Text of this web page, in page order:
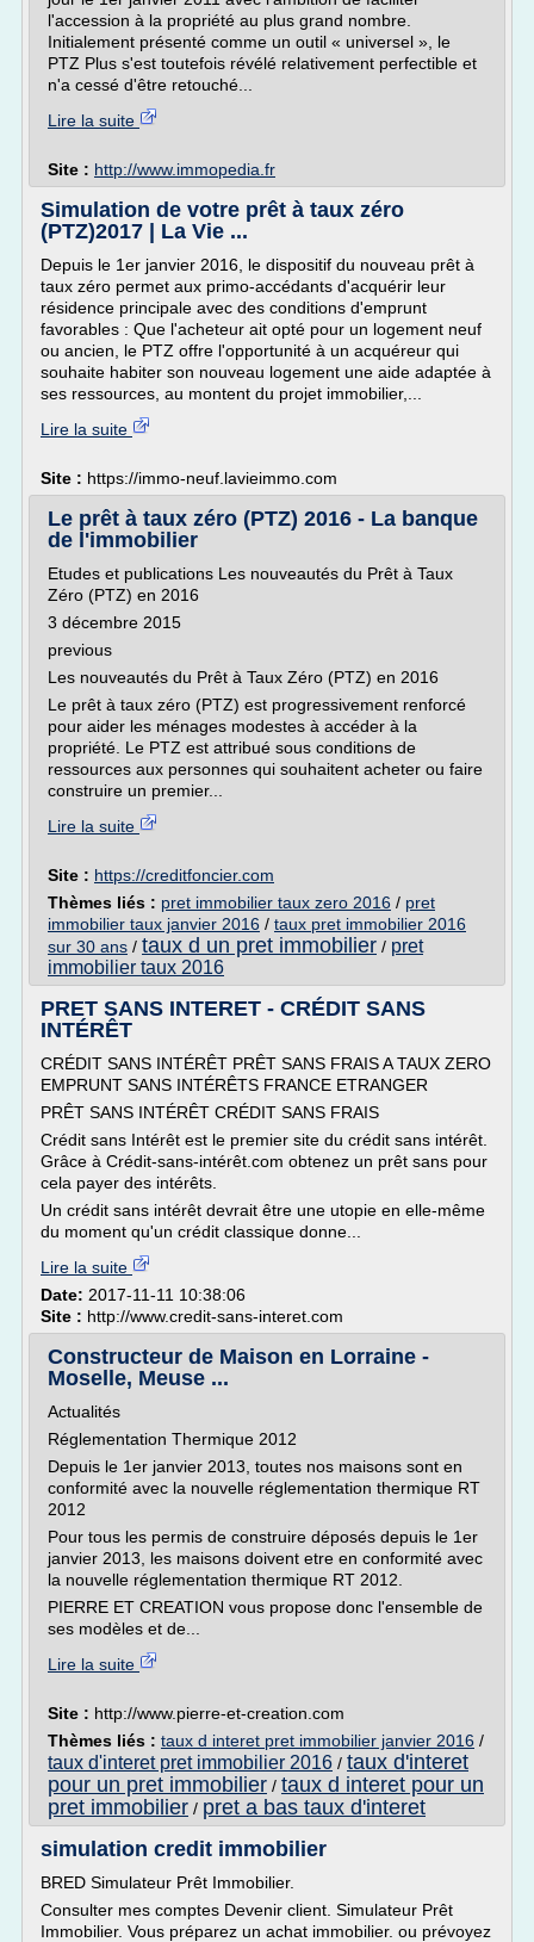
l'accession à la propriété au plus grand nombre.
Initialement présenté comme un outil « universel », le
PTZ Plus s'est toutefois révélé relativement perfectible et
n'a cessé d'être retouché...
Lire la suite
Site : http://www.immopedia.fr
Simulation de votre prêt à taux zéro
(PTZ)2017 | La Vie ...
Depuis le 1er janvier 2016, le dispositif du nouveau prêt à
taux zéro permet aux primo-accédants d'acquérir leur
résidence principale avec des conditions d'emprunt
favorables : Que l'acheteur ait opté pour un logement neuf
ou ancien, le PTZ offre l'opportunité à un acquéreur qui
souhaite habiter son nouveau logement une aide adaptée à
ses ressources, au montent du projet immobilier,...
Lire la suite
Site : https://immo-neuf.lavieimmo.com
Le prêt à taux zéro (PTZ) 2016 - La banque
de l'immobilier
Etudes et publications Les nouveautés du Prêt à Taux
Zéro (PTZ) en 2016
3 décembre 2015
previous
Les nouveautés du Prêt à Taux Zéro (PTZ) en 2016
Le prêt à taux zéro (PTZ) est progressivement renforcé
pour aider les ménages modestes à accéder à la
propriété. Le PTZ est attribué sous conditions de
ressources aux personnes qui souhaitent acheter ou faire
construire un premier...
Lire la suite
Site : https://creditfoncier.com
Thèmes liés : pret immobilier taux zero 2016 / pret
immobilier taux janvier 2016 / taux pret immobilier 2016
sur 30 ans / taux d un pret immobilier / pret
immobilier taux 2016
PRET SANS INTERET - CRÉDIT SANS
INTÉRÊT
CRÉDIT SANS INTÉRÊT PRÊT SANS FRAIS A TAUX ZERO
EMPRUNT SANS INTÉRÊTS FRANCE ETRANGER
PRÊT SANS INTÉRÊT CRÉDIT SANS FRAIS
Crédit sans Intérêt est le premier site du crédit sans intérêt.
Grâce à Crédit-sans-intérêt.com obtenez un prêt sans pour
cela payer des intérêts.
Un crédit sans intérêt devrait être une utopie en elle-même
du moment qu'un crédit classique donne...
Lire la suite
Date: 2017-11-11 10:38:06
Site : http://www.credit-sans-interet.com
Constructeur de Maison en Lorraine -
Moselle, Meuse ...
Actualités
Réglementation Thermique 2012
Depuis le 1er janvier 2013, toutes nos maisons sont en
conformité avec la nouvelle réglementation thermique RT
2012
Pour tous les permis de construire déposés depuis le 1er
janvier 2013, les maisons doivent etre en conformité avec
la nouvelle réglementation thermique RT 2012.
PIERRE ET CREATION vous propose donc l'ensemble de
ses modèles et de...
Lire la suite
Site : http://www.pierre-et-creation.com
Thèmes liés : taux d interet pret immobilier janvier 2016 /
taux d'interet pret immobilier 2016 / taux d'interet
pour un pret immobilier / taux d interet pour un
pret immobilier / pret a bas taux d'interet
simulation credit immobilier
BRED Simulateur Prêt Immobilier.
Consulter mes comptes Devenir client. Simulateur Prêt
Immobilier. Vous préparez un achat immobilier. ou prévoyez